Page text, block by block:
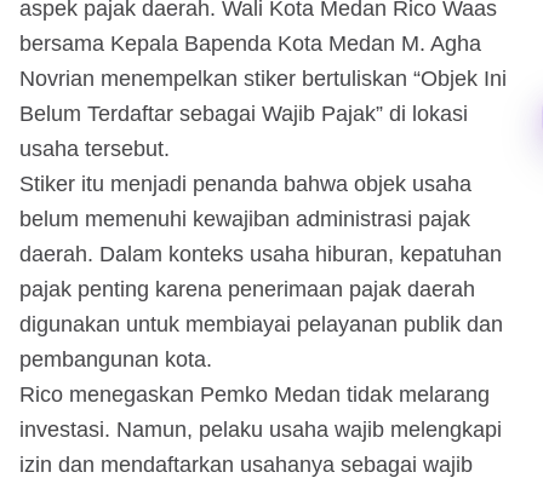
aspek pajak daerah. Wali Kota Medan Rico Waas
bersama Kepala Bapenda Kota Medan M. Agha
Novrian menempelkan stiker bertuliskan “Objek Ini
Belum Terdaftar sebagai Wajib Pajak” di lokasi
usaha tersebut.
Stiker itu menjadi penanda bahwa objek usaha
belum memenuhi kewajiban administrasi pajak
daerah. Dalam konteks usaha hiburan, kepatuhan
pajak penting karena penerimaan pajak daerah
digunakan untuk membiayai pelayanan publik dan
pembangunan kota.
Rico menegaskan Pemko Medan tidak melarang
investasi. Namun, pelaku usaha wajib melengkapi
izin dan mendaftarkan usahanya sebagai wajib